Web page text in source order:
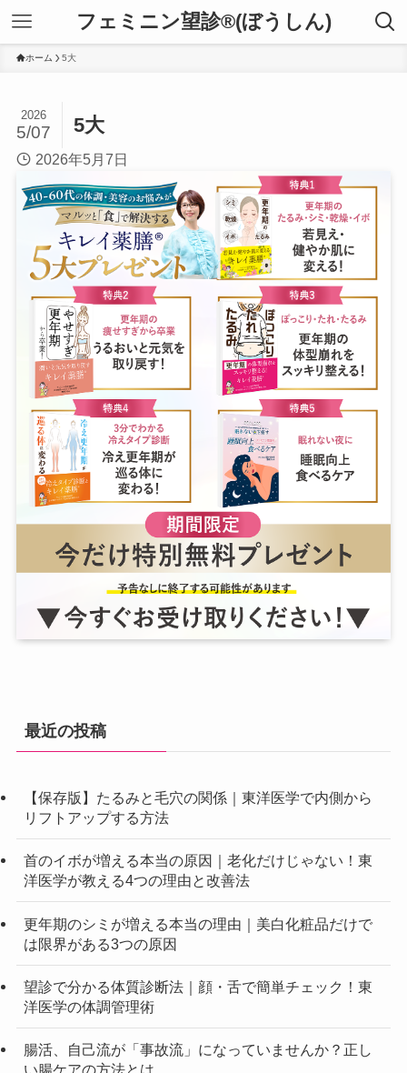
フェミニン望診®(ぼうしん)
ホーム 5大
5大
2026
5/07
2026年5月7日
最近の投稿
【保存版】たるみと毛穴の関係｜東洋医学で内側から
リフトアップする方法
首のイボが増える本当の原因｜老化だけじゃない！東
洋医学が教える4つの理由と改善法
更年期のシミが増える本当の理由｜美白化粧品だけで
は限界がある3つの原因
望診で分かる体質診断法｜顔・舌で簡単チェック！東
洋医学の体調管理術
腸活、自己流が「事故流」になっていませんか？正し
い腸ケアの方法とは